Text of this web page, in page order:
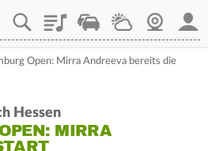
PlaylistStaupilotWetterWebcam
Open: Mirra Andreeva bereits die
Hessen
MIRRA